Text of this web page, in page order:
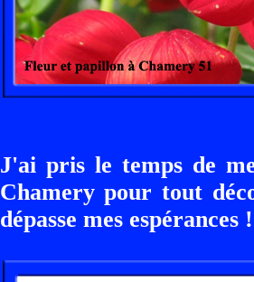
J'ai pris le temps de
Chamery pour tout
dépasse mes